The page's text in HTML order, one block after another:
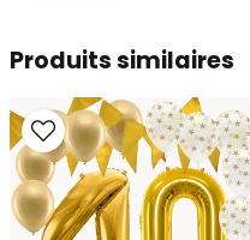
email
Adresse e-mail
Oui, vous pouvez
Produits similaires